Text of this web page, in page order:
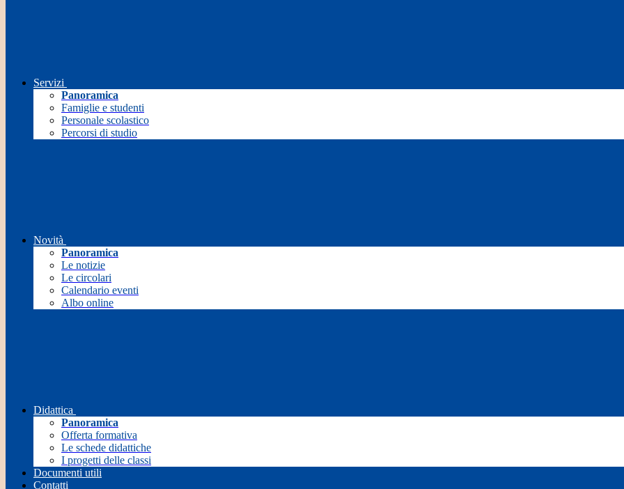
Servizi
Panoramica
Famiglie e studenti
Personale scolastico
Percorsi di studio
Novità
Panoramica
Le notizie
Le circolari
Calendario eventi
Albo online
Didattica
Panoramica
Offerta formativa
Le schede didattiche
I progetti delle classi
Documenti utili
Contatti